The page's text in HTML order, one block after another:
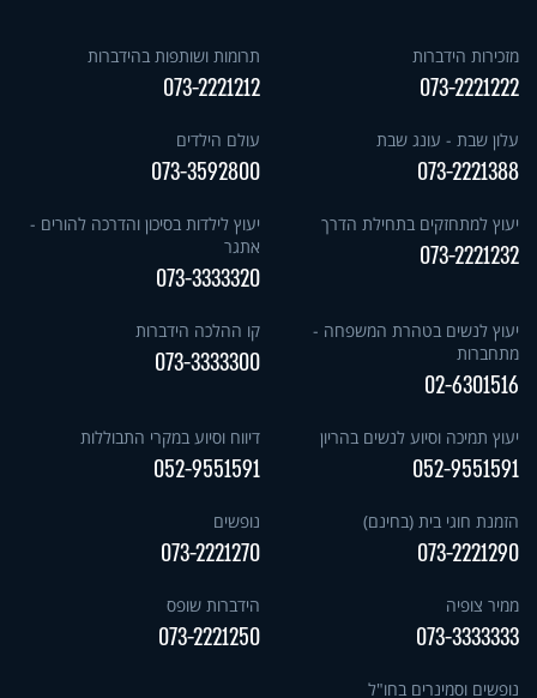
מזכירות הידברות
073-2221222
תרומות ושותפות בהידברות
073-2221212
עלון שבת - עונג שבת
073-2221388
עולם הילדים
073-3592800
יעוץ למתחזקים בתחילת הדרך
073-2221232
יעוץ לילדות בסיכון והדרכה להורים -
אתגר
073-3333320
יעוץ לנשים בטהרת המשפחה -
מתחברות
02-6301516
קו ההלכה הידברות
073-3333300
יעוץ תמיכה וסיוע לנשים בהריון
052-9551591
דיווח וסיוע במקרי התבוללות
052-9551591
הזמנת חוגי בית (בחינם)
073-2221290
נופשים
073-2221270
ממיר צופיה
073-3333333
הידברות שופס
073-2221250
נופשים וסמינרים בחו"ל